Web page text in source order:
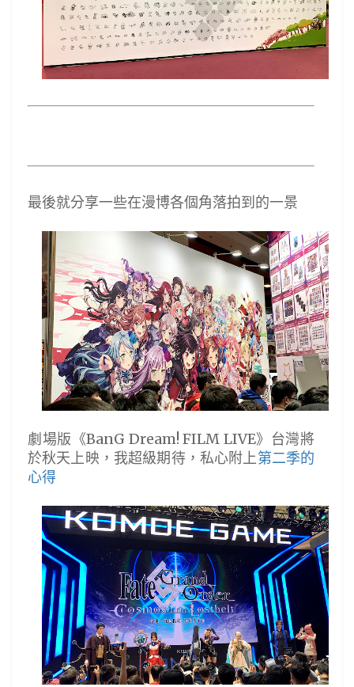
最後就分享一些在漫博各個角落拍到的一景
劇場版《BanG Dream! FILM LIVE》台灣將
於秋天上映，我超級期待，私心附上第二季的
心得